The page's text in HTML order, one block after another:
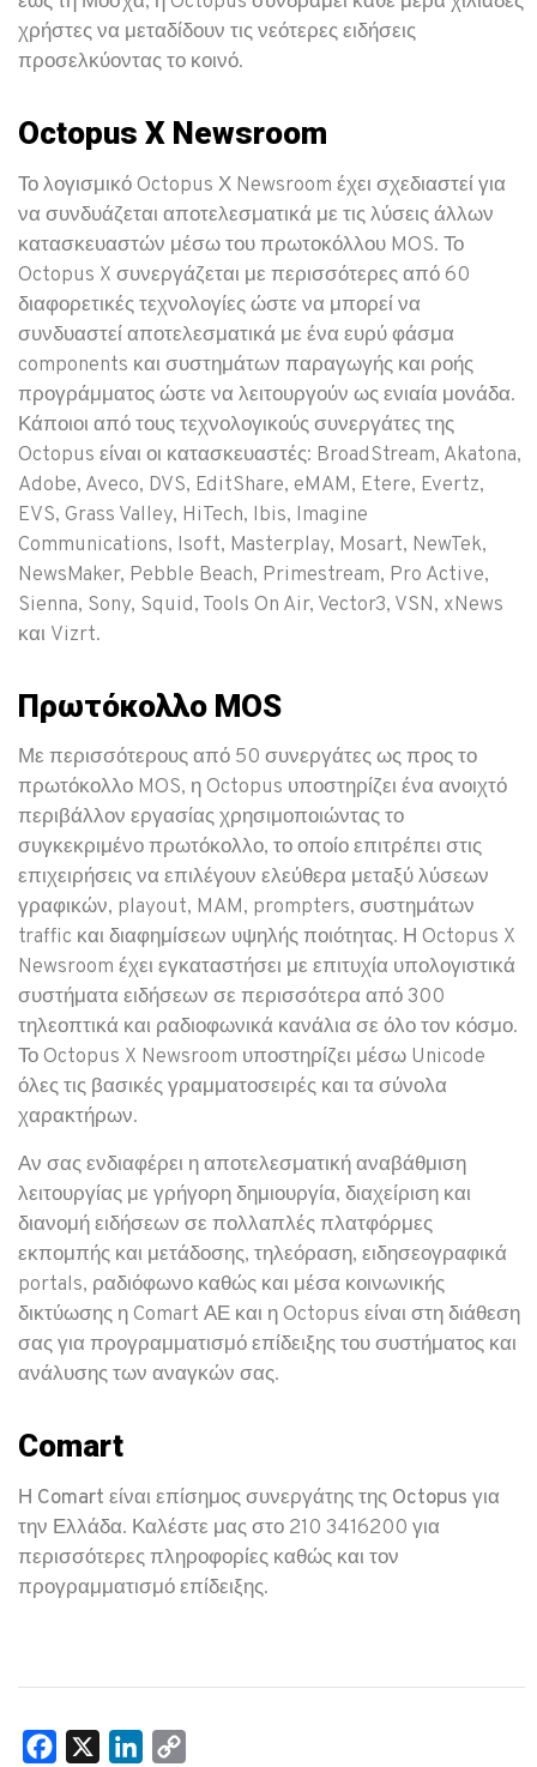
χρήστες να μεταδίδουν τις νεότερες ειδήσεις
προσελκύοντας το κοινό.
Octopus Χ Newsroom
Το λογισμικό Octopus Χ Newsroom έχει σχεδιαστεί για
να συνδυάζεται αποτελεσματικά με τις λύσεις άλλων
κατασκευαστών μέσω του πρωτοκόλλου MOS. Το
Octopus X συνεργάζεται με περισσότερες από 60
διαφορετικές τεχνολογίες ώστε να μπορεί να
συνδυαστεί αποτελεσματικά με ένα ευρύ φάσμα
components και συστημάτων παραγωγής και ροής
προγράμματος ώστε να λειτουργούν ως ενιαία μονάδα.
Κάποιοι από τους τεχνολογικούς συνεργάτες της
Octopus είναι οι κατασκευαστές: BroadStream, Akatona,
Adobe, Aveco, DVS, EditShare, eMAM, Etere, Evertz,
EVS, Grass Valley, HiTech, Ibis, Imagine
Communications, Isoft, Masterplay, Mosart, NewTek,
NewsMaker, Pebble Beach, Primestream, Pro Active,
Sienna, Sony, Squid, Tools On Air, Vector3, VSN, xNews
και Vizrt.
Πρωτόκολλο MOS
Με περισσότερους από 50 συνεργάτες ως προς το
πρωτόκολλο MOS, η Octopus υποστηρίζει ένα ανοιχτό
περιβάλλον εργασίας χρησιμοποιώντας το
συγκεκριμένο πρωτόκολλο, το οποίο επιτρέπει στις
επιχειρήσεις να επιλέγουν ελεύθερα μεταξύ λύσεων
γραφικών, playout, MAM, prompters, συστημάτων
traffic και διαφημίσεων υψηλής ποιότητας. Η Octopus X
Newsroom έχει εγκαταστήσει με επιτυχία υπολογιστικά
συστήματα ειδήσεων σε περισσότερα από 300
τηλεοπτικά και ραδιοφωνικά κανάλια σε όλο τον κόσμο.
Το Octopus X Newsroom υποστηρίζει μέσω Unicode
όλες τις βασικές γραμματοσειρές και τα σύνολα
χαρακτήρων.
Αν σας ενδιαφέρει η αποτελεσματική αναβάθμιση
λειτουργίας με γρήγορη δημιουργία, διαχείριση και
διανομή ειδήσεων σε πολλαπλές πλατφόρμες
εκπομπής και μετάδοσης, τηλεόραση, ειδησεογραφικά
portals, ραδιόφωνο καθώς και μέσα κοινωνικής
δικτύωσης η Comart ΑΕ και η Octopus είναι στη διάθεση
σας για προγραμματισμό επίδειξης του συστήματος και
ανάλυσης των αναγκών σας.
Comart
Η Comart είναι επίσημος συνεργάτης της Octopus για
την Ελλάδα. Καλέστε μας στο 210 3416200 για
περισσότερες πληροφορίες καθώς και τον
προγραμματισμό επίδειξης.
Facebook LinkedIn